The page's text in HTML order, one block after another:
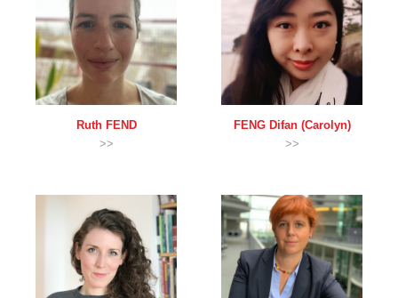
Ruth FEND
>>
FENGDifan (Carolyn)
>>